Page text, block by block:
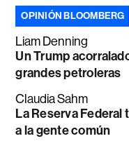
OPINIÓN BLOOMBERG
Liam Denning
Un Trump
grandes petroleras
Claudia Sahm
La Reserva Federal
a la gente común